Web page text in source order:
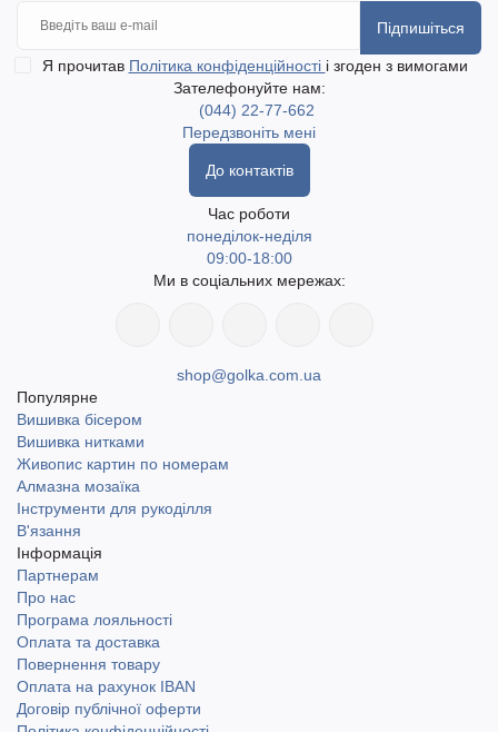
Підпишіться
Я прочитав Політика конфіденційності і згоден з вимогами
Зателефонуйте нам:
(044) 22-77-662
Передзвоніть мені
До контактів
Час роботи
понеділок-неділя
09:00-18:00
Ми в соціальних мережах:
shop@golka.com.ua
Популярне
Вишивка бісером
Вишивка нитками
Живопис картин по номерам
Алмазна мозаїка
Інструменти для рукоділля
В'язання
Інформація
Партнерам
Про нас
Програма лояльності
Оплата та доставка
Повернення товару
Оплата на рахунок IBAN
Договір публічної оферти